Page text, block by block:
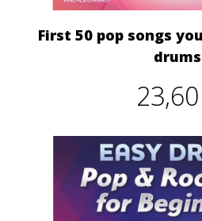
First 50 pop songs
drums